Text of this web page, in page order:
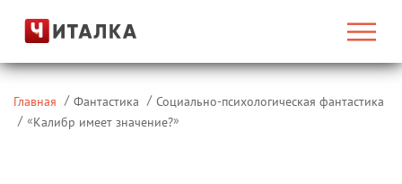
Главная Фантастика
Социально-психологическая фантастика
«Калибр имеет значение?»